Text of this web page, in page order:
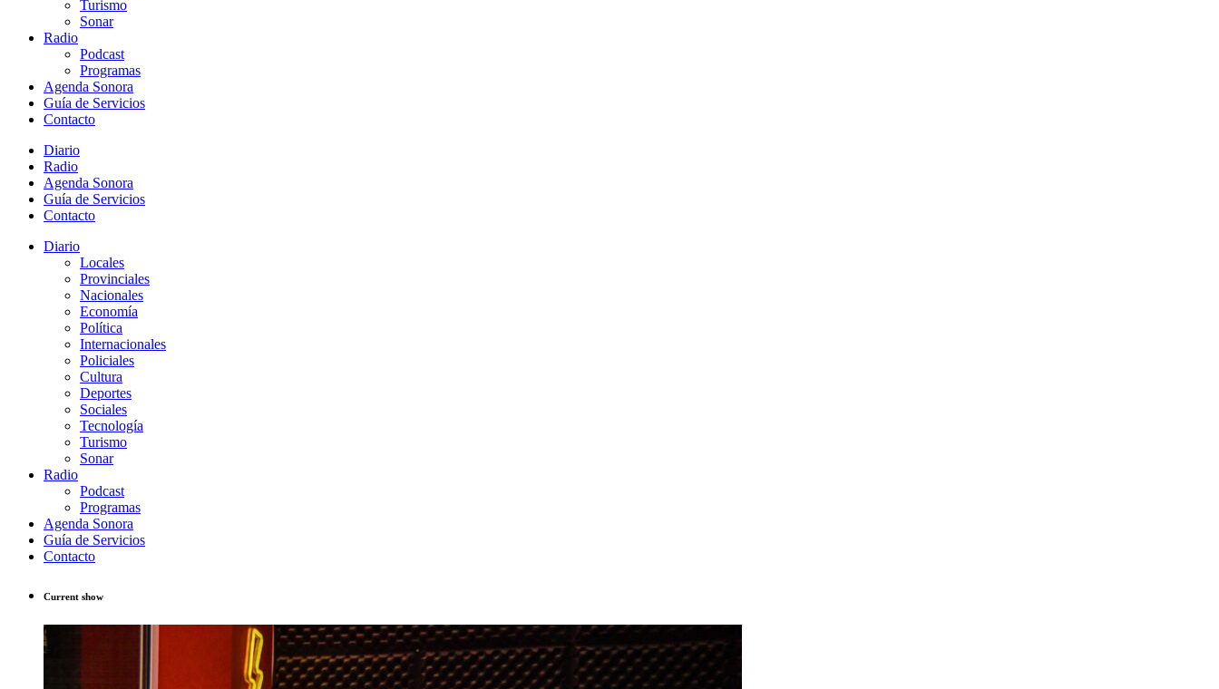
Turismo
Sonar
Radio
Podcast
Programas
Agenda Sonora
Guía de Servicios
Contacto
Diario
Radio
Agenda Sonora
Guía de Servicios
Contacto
Diario
Locales
Provinciales
Nacionales
Economía
Política
Internacionales
Policiales
Cultura
Deportes
Sociales
Tecnología
Turismo
Sonar
Radio
Podcast
Programas
Agenda Sonora
Guía de Servicios
Contacto
Current show